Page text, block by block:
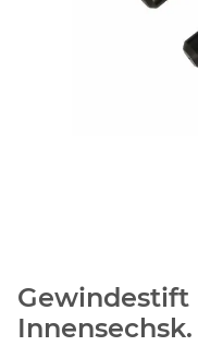
Gewindestift
Innensechsk.